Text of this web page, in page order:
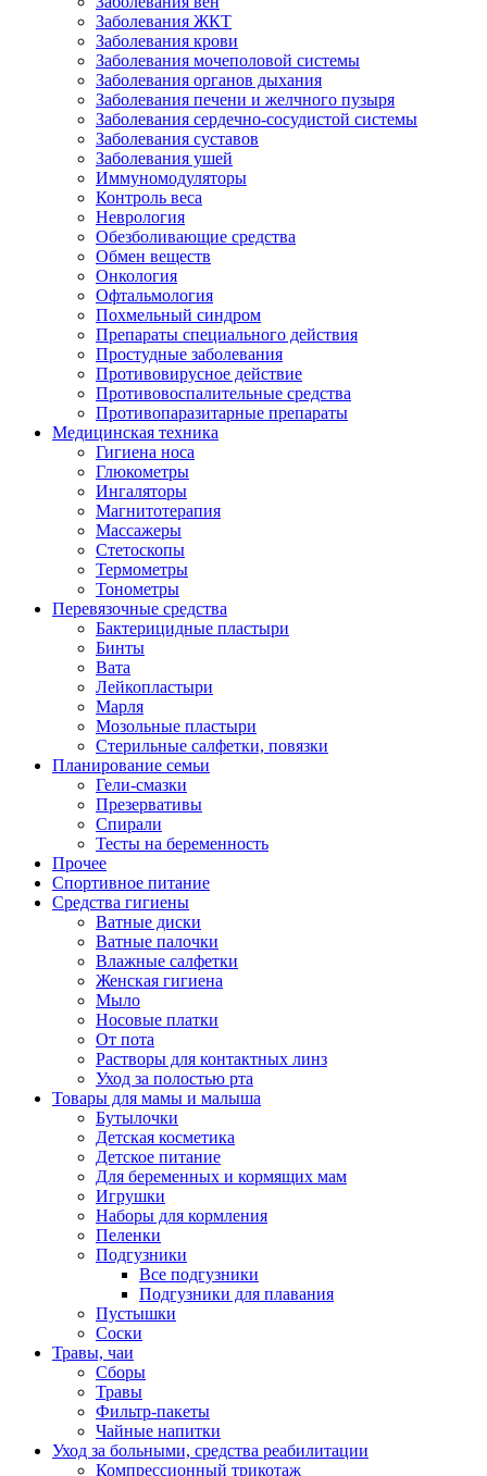
Заболевания ЖКТ
Заболевания крови
Заболевания мочеполовой системы
Заболевания органов дыхания
Заболевания печени и желчного пузыря
Заболевания сердечно-сосудистой системы
Заболевания суставов
Заболевания ушей
Иммуномодуляторы
Контроль веса
Неврология
Обезболивающие средства
Обмен веществ
Онкология
Офтальмология
Похмельный синдром
Препараты специального действия
Простудные заболевания
Противовирусное действие
Противовоспалительные средства
Противопаразитарные препараты
Медицинская техника
Гигиена носа
Глюкометры
Ингаляторы
Магнитотерапия
Массажеры
Стетоскопы
Термометры
Тонометры
Перевязочные средства
Бактерицидные пластыри
Бинты
Вата
Лейкопластыри
Марля
Мозольные пластыри
Стерильные салфетки, повязки
Планирование семьи
Гели-смазки
Презервативы
Спирали
Тесты на беременность
Прочее
Спортивное питание
Средства гигиены
Ватные диски
Ватные палочки
Влажные салфетки
Женская гигиена
Мыло
Носовые платки
От пота
Растворы для контактных линз
Уход за полостью рта
Товары для мамы и малыша
Бутылочки
Детская косметика
Детское питание
Для беременных и кормящих мам
Игрушки
Наборы для кормления
Пеленки
Подгузники
Все подгузники
Подгузники для плавания
Пустышки
Соски
Травы, чаи
Сборы
Травы
Фильтр-пакеты
Чайные напитки
Уход за больными, средства реабилитации
Компрессионный трикотаж